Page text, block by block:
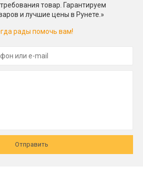
товар. Гарантируем
и лучшие цены в Рунете.»
рады помочь вам!
Отправить